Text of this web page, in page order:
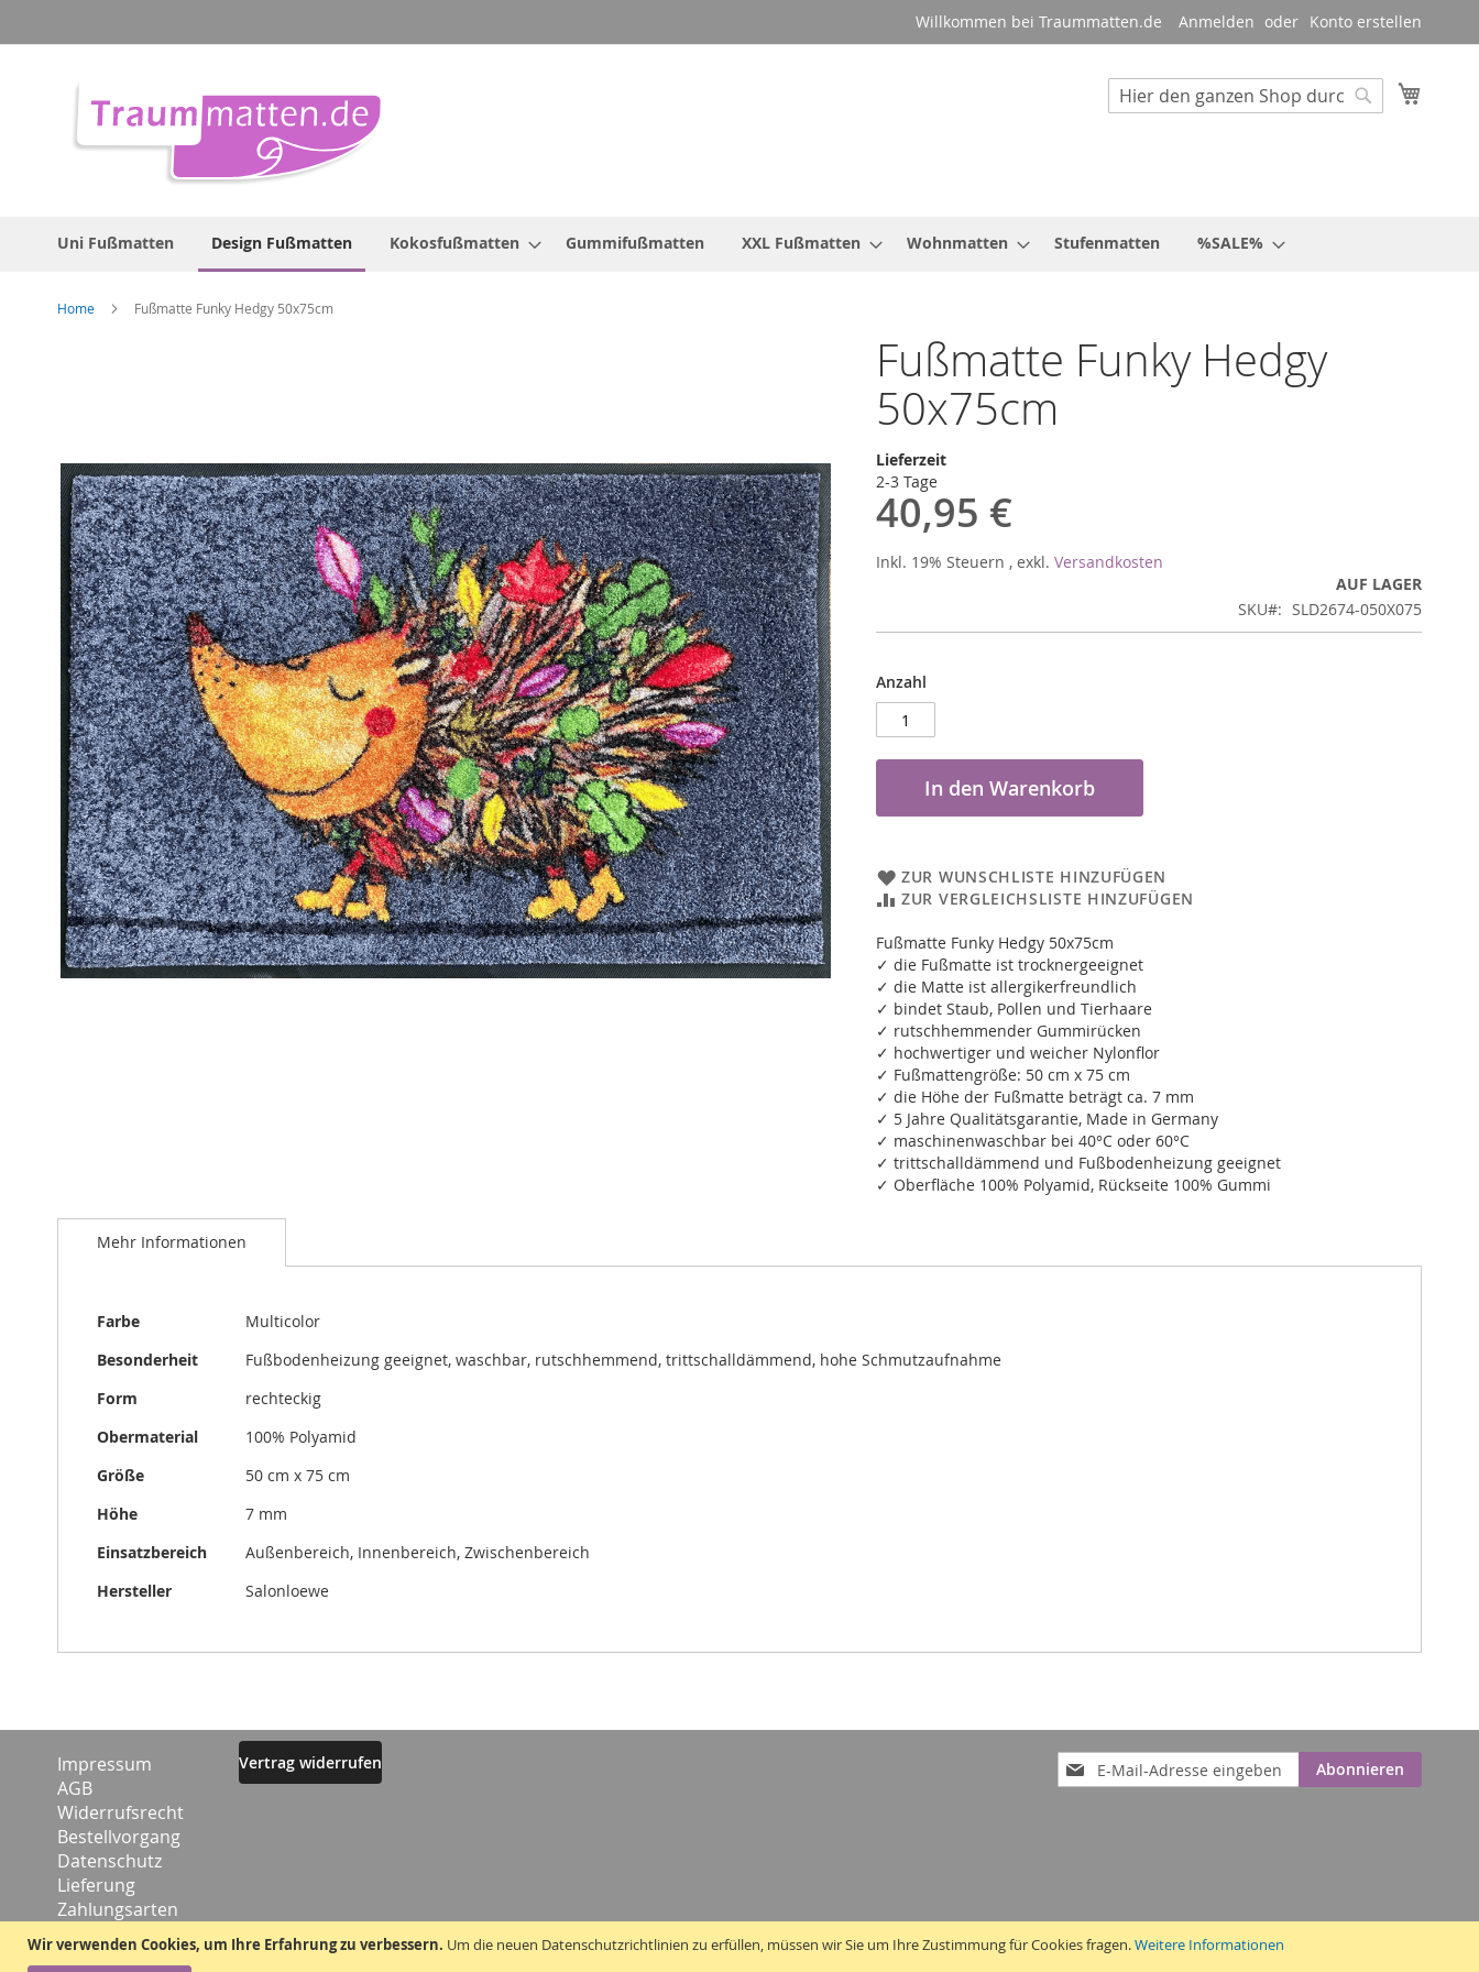
Wir verwenden Cookies, um Ihre Erfahrung zu verbessern. Um die neuen Datenschutzrichtlinien zu erfüllen, müssen wir Sie um Ihre Zustimmung für Cookies fragen.Weitere Informationen
zum
Willkommen bei Traummatten.de Anmelden Konto erstellen
Suche
Uni Fußmatten Design Fußmatten Kokosfußmatten Gummifußmatten XXL Fußmatten Wohnmatten Stufenmatten %SALE%
Home Fußmatte Funky Hedgy 50x75cm
Fußmatte Funky Hedgy
50x75cm
Lieferzeit
2-3 Tage
40,95 €
Inkl. 19% Steuern , exkl. Versandkosten
AUF LAGER
SKU
SLD2674-050X075
Anzahl
In den Warenkorb
ZUR WUNSCHLISTE HINZUFÜGEN
ZUR VERGLEICHSLISTE HINZUFÜGEN
Fußmatte Funky Hedgy 50x75cm
✓ die Fußmatte ist trocknergeeignet
✓ die Matte ist allergikerfreundlich
✓ bindet Staub, Pollen und Tierhaare
✓ rutschhemmender Gummirücken
✓ hochwertiger und weicher Nylonflor
✓ Fußmattengröße: 50 cm x 75 cm
✓ die Höhe der Fußmatte beträgt ca. 7 mm
✓ 5 Jahre Qualitätsgarantie, Made in Germany
✓ maschinenwaschbar bei 40°C oder 60°C
✓ trittschalldämmend und Fußbodenheizung geeignet
✓ Oberfläche 100% Polyamid, Rückseite 100% Gummi
Mehr Informationen
Mehr
Farbe
Multicolor
Besonderheit
Fußbodenheizung geeignet, waschbar, rutschhemmend, trittschalldämmend, hohe Schmutzaufnahme
Form
rechteckig
Obermaterial
100% Polyamid
Größe
50 cm x 75 cm
Höhe
7 mm
Einsatzbereich
Außenbereich, Innenbereich, Zwischenbereich
Hersteller
Salonloewe
Anmeldung
zum
Abonnieren
Impressum
AGB
Widerrufsrecht
Bestellvorgang
Datenschutz
Lieferung
Zahlungsarten
Kontakt
Vertrag widerrufen